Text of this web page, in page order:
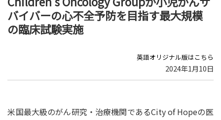
バイバーの心不全予防を目指す最大規模
の臨床試験実施
英語オリジナル版はこちら
2024年1月10日
米国最大級のがん研究・治療機関であるCity of Hopeの医